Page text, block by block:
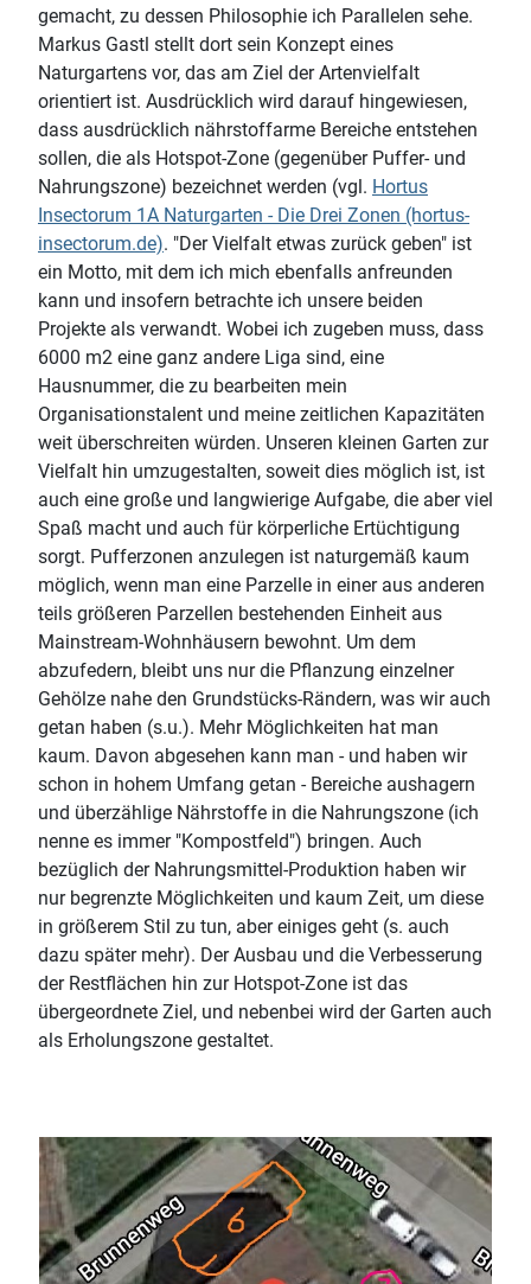
gemacht, zu dessen Philosophie ich Parallelen sehe.
Markus Gastl stellt dort sein Konzept eines
Naturgartens vor, das am Ziel der Artenvielfalt
orientiert ist. Ausdrücklich wird darauf hingewiesen,
dass ausdrücklich nährstoffarme Bereiche entstehen
sollen, die als Hotspot-Zone (gegenüber Puffer- und
Nahrungszone) bezeichnet werden (vgl. Hortus
Insectorum 1A Naturgarten - Die Drei Zonen (hortus-
insectorum.de). "Der Vielfalt etwas zurück geben" ist
ein Motto, mit dem ich mich ebenfalls anfreunden
kann und insofern betrachte ich unsere beiden
Projekte als verwandt. Wobei ich zugeben muss, dass
6000 m2 eine ganz andere Liga sind, eine
Hausnummer, die zu bearbeiten mein
Organisationstalent und meine zeitlichen Kapazitäten
weit überschreiten würden. Unseren kleinen Garten zur
Vielfalt hin umzugestalten, soweit dies möglich ist, ist
auch eine große und langwierige Aufgabe, die aber viel
Spaß macht und auch für körperliche Ertüchtigung
sorgt. Pufferzonen anzulegen ist naturgemäß kaum
möglich, wenn man eine Parzelle in einer aus anderen
teils größeren Parzellen bestehenden Einheit aus
Mainstream-Wohnhäusern bewohnt. Um dem
abzufedern, bleibt uns nur die Pflanzung einzelner
Gehölze nahe den Grundstücks-Rändern, was wir auch
getan haben (s.u.). Mehr Möglichkeiten hat man
kaum. Davon abgesehen kann man - und haben wir
schon in hohem Umfang getan - Bereiche aushagern
und überzählige Nährstoffe in die Nahrungszone (ich
nenne es immer "Kompostfeld") bringen. Auch
bezüglich der Nahrungsmittel-Produktion haben wir
nur begrenzte Möglichkeiten und kaum Zeit, um diese
in größerem Stil zu tun, aber einiges geht (s. auch
dazu später mehr). Der Ausbau und die Verbesserung
der Restflächen hin zur Hotspot-Zone ist das
übergeordnete Ziel, und nebenbei wird der Garten auch
als Erholungszone gestaltet.